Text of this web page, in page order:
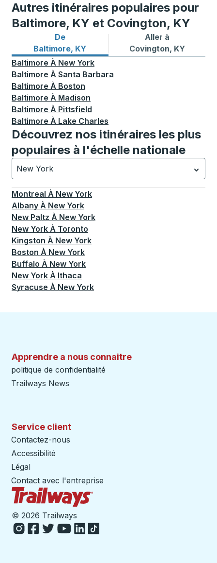
Autres itinéraires populaires pour
Baltimore, KY et Covington, KY
De
Baltimore, KY
Itinéraires de bus depuis Baltimore, KY
Aller à
Covington, KY
Itinéraires de bus vers
Baltimore À New York
Baltimore À Santa Barbara
Baltimore À Boston
Baltimore À Madison
Baltimore À Pittsfield
Baltimore À Lake Charles
Découvrez nos itinéraires les plus
populaires à l'échelle nationale
New York
Actuellement sélectionné: New York.La sélection est
Montreal À New York
Albany À New York
New Paltz À New York
New York À Toronto
Kingston À New York
Boston À New York
Buffalo À New York
New York À Ithaca
Syracuse À New York
Apprendre a nous connaitre
politique de confidentialité
Trailways News
Service client
Contactez-nous
Accessibilité
Légal
Contact avec l'entreprise
© 2026 Trailways